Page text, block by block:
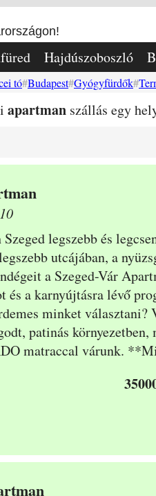
Hajdúszoboszló
tó Budapest Gyógyfürdők
apartman szállás egy
legszebb és
utcájában, a
a Szeged-Vár
és a karnyújtásra lévő
minket választani?
patinás
matraccal várunk.